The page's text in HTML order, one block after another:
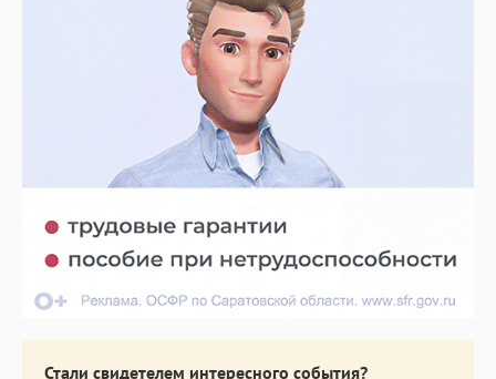
Стали свидетелем интересного события?